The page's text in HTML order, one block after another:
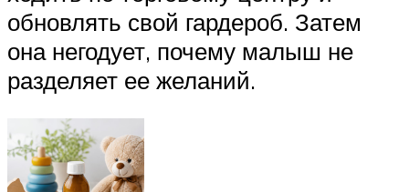
обновлять свой гардероб. Затем
она негодует, почему малыш не
разделяет ее желаний.